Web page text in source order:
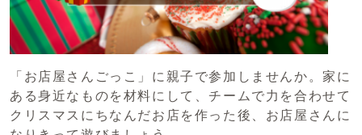
「お店屋さんごっこ」に親子で参加しませんか。家に
ある身近なものを材料にして、チームで力を合わせて
クリスマスにちなんだお店を作った後、お店屋さんに